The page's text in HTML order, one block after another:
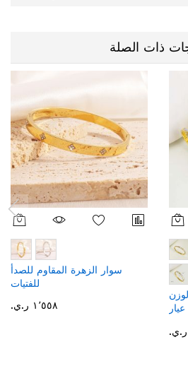
ذات الصلة
سوار الزهرة المقاوم للصدأ
للفتيات
١٬٥٥٨ ر.ي.‏